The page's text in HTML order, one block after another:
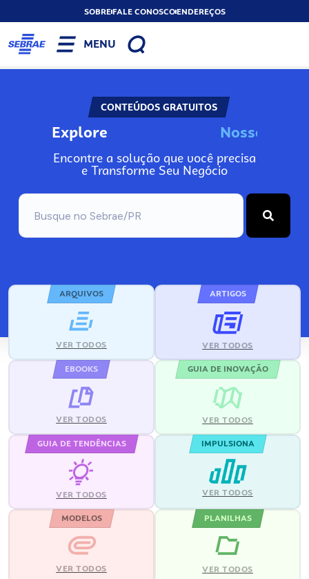
SOBREFALE CONOSCOENDEREÇOS
MENU
CONTEÚDOS GRATUITOS
Explore Nos
Encontre a solução que você precisa
e Transforme Seu Negócio
ARQUIVOS
VER TODOS
ARTIGOS
VER TODOS
EBOOKS
VER TODOS
GUIA DE INOVAÇÃO
VER TODOS
GUIA DE TENDÊNCIAS
VER TODOS
IMPULSIONA
VER TODOS
MODELOS
VER TODOS
PLANILHAS
VER TODOS